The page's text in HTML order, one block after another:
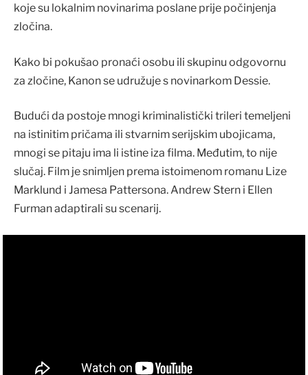
koje su lokalnim novinarima poslane prije počinjenja
zločina.
Kako bi pokušao pronaći osobu ili skupinu odgovornu
za zločine, Kanon se udružuje s novinarkom Dessie.
Budući da postoje mnogi kriminalistički trileri temeljeni
na istinitim pričama ili stvarnim serijskim ubojicama,
mnogi se pitaju ima li istine iza filma. Međutim, to nije
slučaj. Film je snimljen prema istoimenom romanu Lize
Marklund i Jamesa Pattersona. Andrew Stern i Ellen
Furman adaptirali su scenarij.